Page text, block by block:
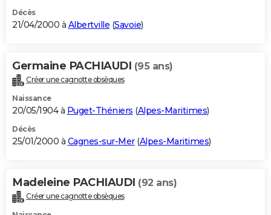
Décès
21/04/2000 à Albertville (Savoie)
Germaine PACHIAUDI (95 ans)
Créer une cagnotte obsèques
Naissance
20/05/1904 à Puget-Théniers (Alpes-Maritimes)
Décès
25/01/2000 à Cagnes-sur-Mer(Alpes-Maritimes)
Madeleine PACHIAUDI (92 ans)
Créer une cagnotte obsèques